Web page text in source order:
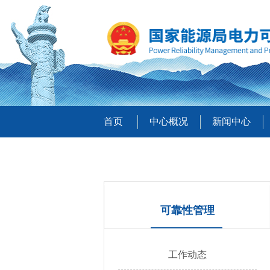
首页 中心概况 新闻中心
可靠性管理
工作动态